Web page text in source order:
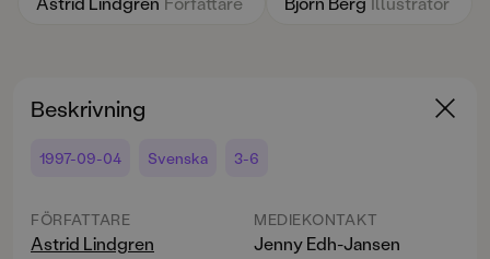
Beskrivning
1997-09-04 Svenska 3-6
FÖRFATTARE
Astrid Lindgren
MEDIEKONTAKT
Jenny Edh-Jansen